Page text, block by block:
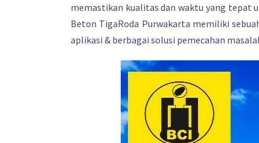
memastikan kualitas dan waktu yang tepat
Beton TigaRoda Purwakarta memiliki
aplikasi & berbagai solusi pemecahan